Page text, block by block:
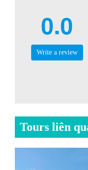
0.0
Write a review
Tours liên